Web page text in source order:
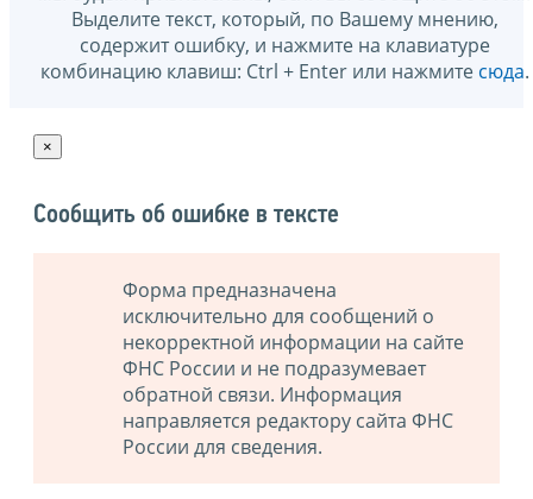
Выделите текст, который, по Вашему мнению,
содержит ошибку, и нажмите на клавиатуре
комбинацию клавиш: Ctrl + Enter или нажмите сюда.
×
Сообщить об ошибке в тексте
Форма предназначена
исключительно для сообщений о
некорректной информации на сайте
ФНС России и не подразумевает
обратной связи. Информация
направляется редактору сайта ФНС
России для сведения.